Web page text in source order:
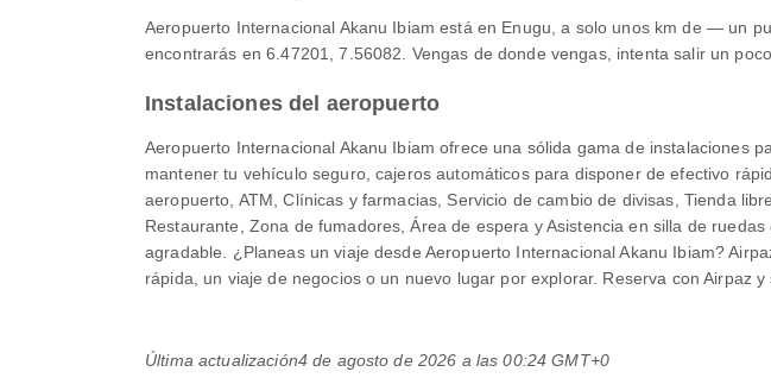
Aeropuerto Internacional Akanu Ibiam está en Enugu, a solo unos km de — un
encontrarás en 6.47201, 7.56082. Vengas de donde vengas, intenta salir un
Instalaciones del aeropuerto
Aeropuerto Internacional Akanu Ibiam ofrece una sólida gama de instalaciones
mantener tu vehículo seguro, cajeros automáticos para disponer de efectivo
aeropuerto, ATM, Clínicas y farmacias, Servicio de cambio de divisas, Tienda
Restaurante, Zona de fumadores, Área de espera y Asistencia en silla de
agradable. ¿Planeas un viaje desde Aeropuerto Internacional Akanu Ibiam?
rápida, un viaje de negocios o un nuevo lugar por explorar. Reserva con Airpaz
Última actualización4 de agosto de 2026 a las 00:24 GMT+0